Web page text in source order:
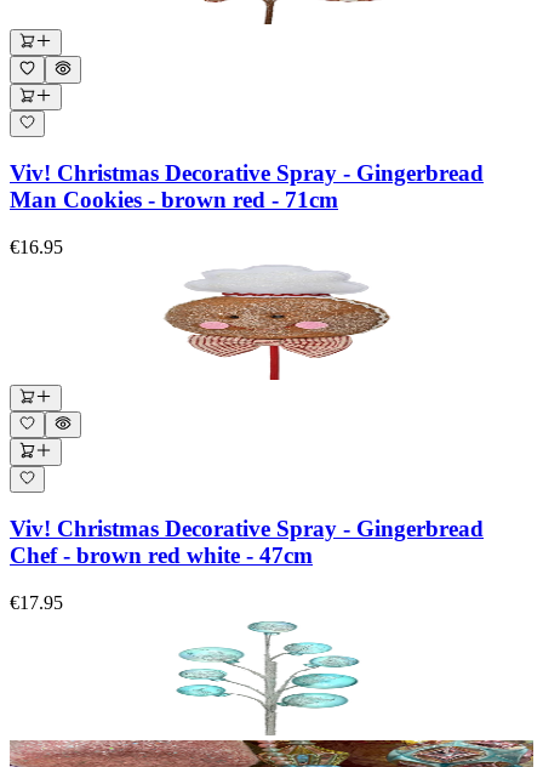
Viv! Christmas Decorative Spray - Gingerbread
Man Cookies - brown red - 71cm
€16.95
Viv! Christmas Decorative Spray - Gingerbread
Chef - brown red white - 47cm
€17.95